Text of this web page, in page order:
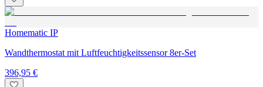
Homematic IP
Wandthermostat mit Luftfeuchtigkeitssensor 8er-Set
396,95 €